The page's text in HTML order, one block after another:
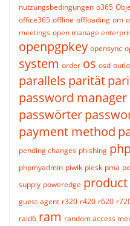
nutzungsbedingungen o365
office365 offline offloading om
meetings open manage
openpgpkey opensync
system order os osd
parallels parität
password manager
passwörter
payment method
pending changes phishing
phpmyadmin piwik plesk pma
supply poweredge product
guest-agent r320 r420 r620
raid6 ram random access